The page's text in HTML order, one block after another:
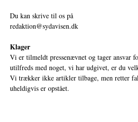
Du kan skrive til os på
redaktion@sydavisen.dk
Klager
Vi er tilmeldt pressenævnet og tager ansvar
utilfreds med noget, vi har udgivet, er du
Vi trækker ikke artikler tilbage, men retter
uheldigvis er opstået.